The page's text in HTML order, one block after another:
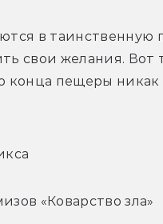
в таинственную
свои желания. Вот
конца пещеры никак
«Коварство зла»